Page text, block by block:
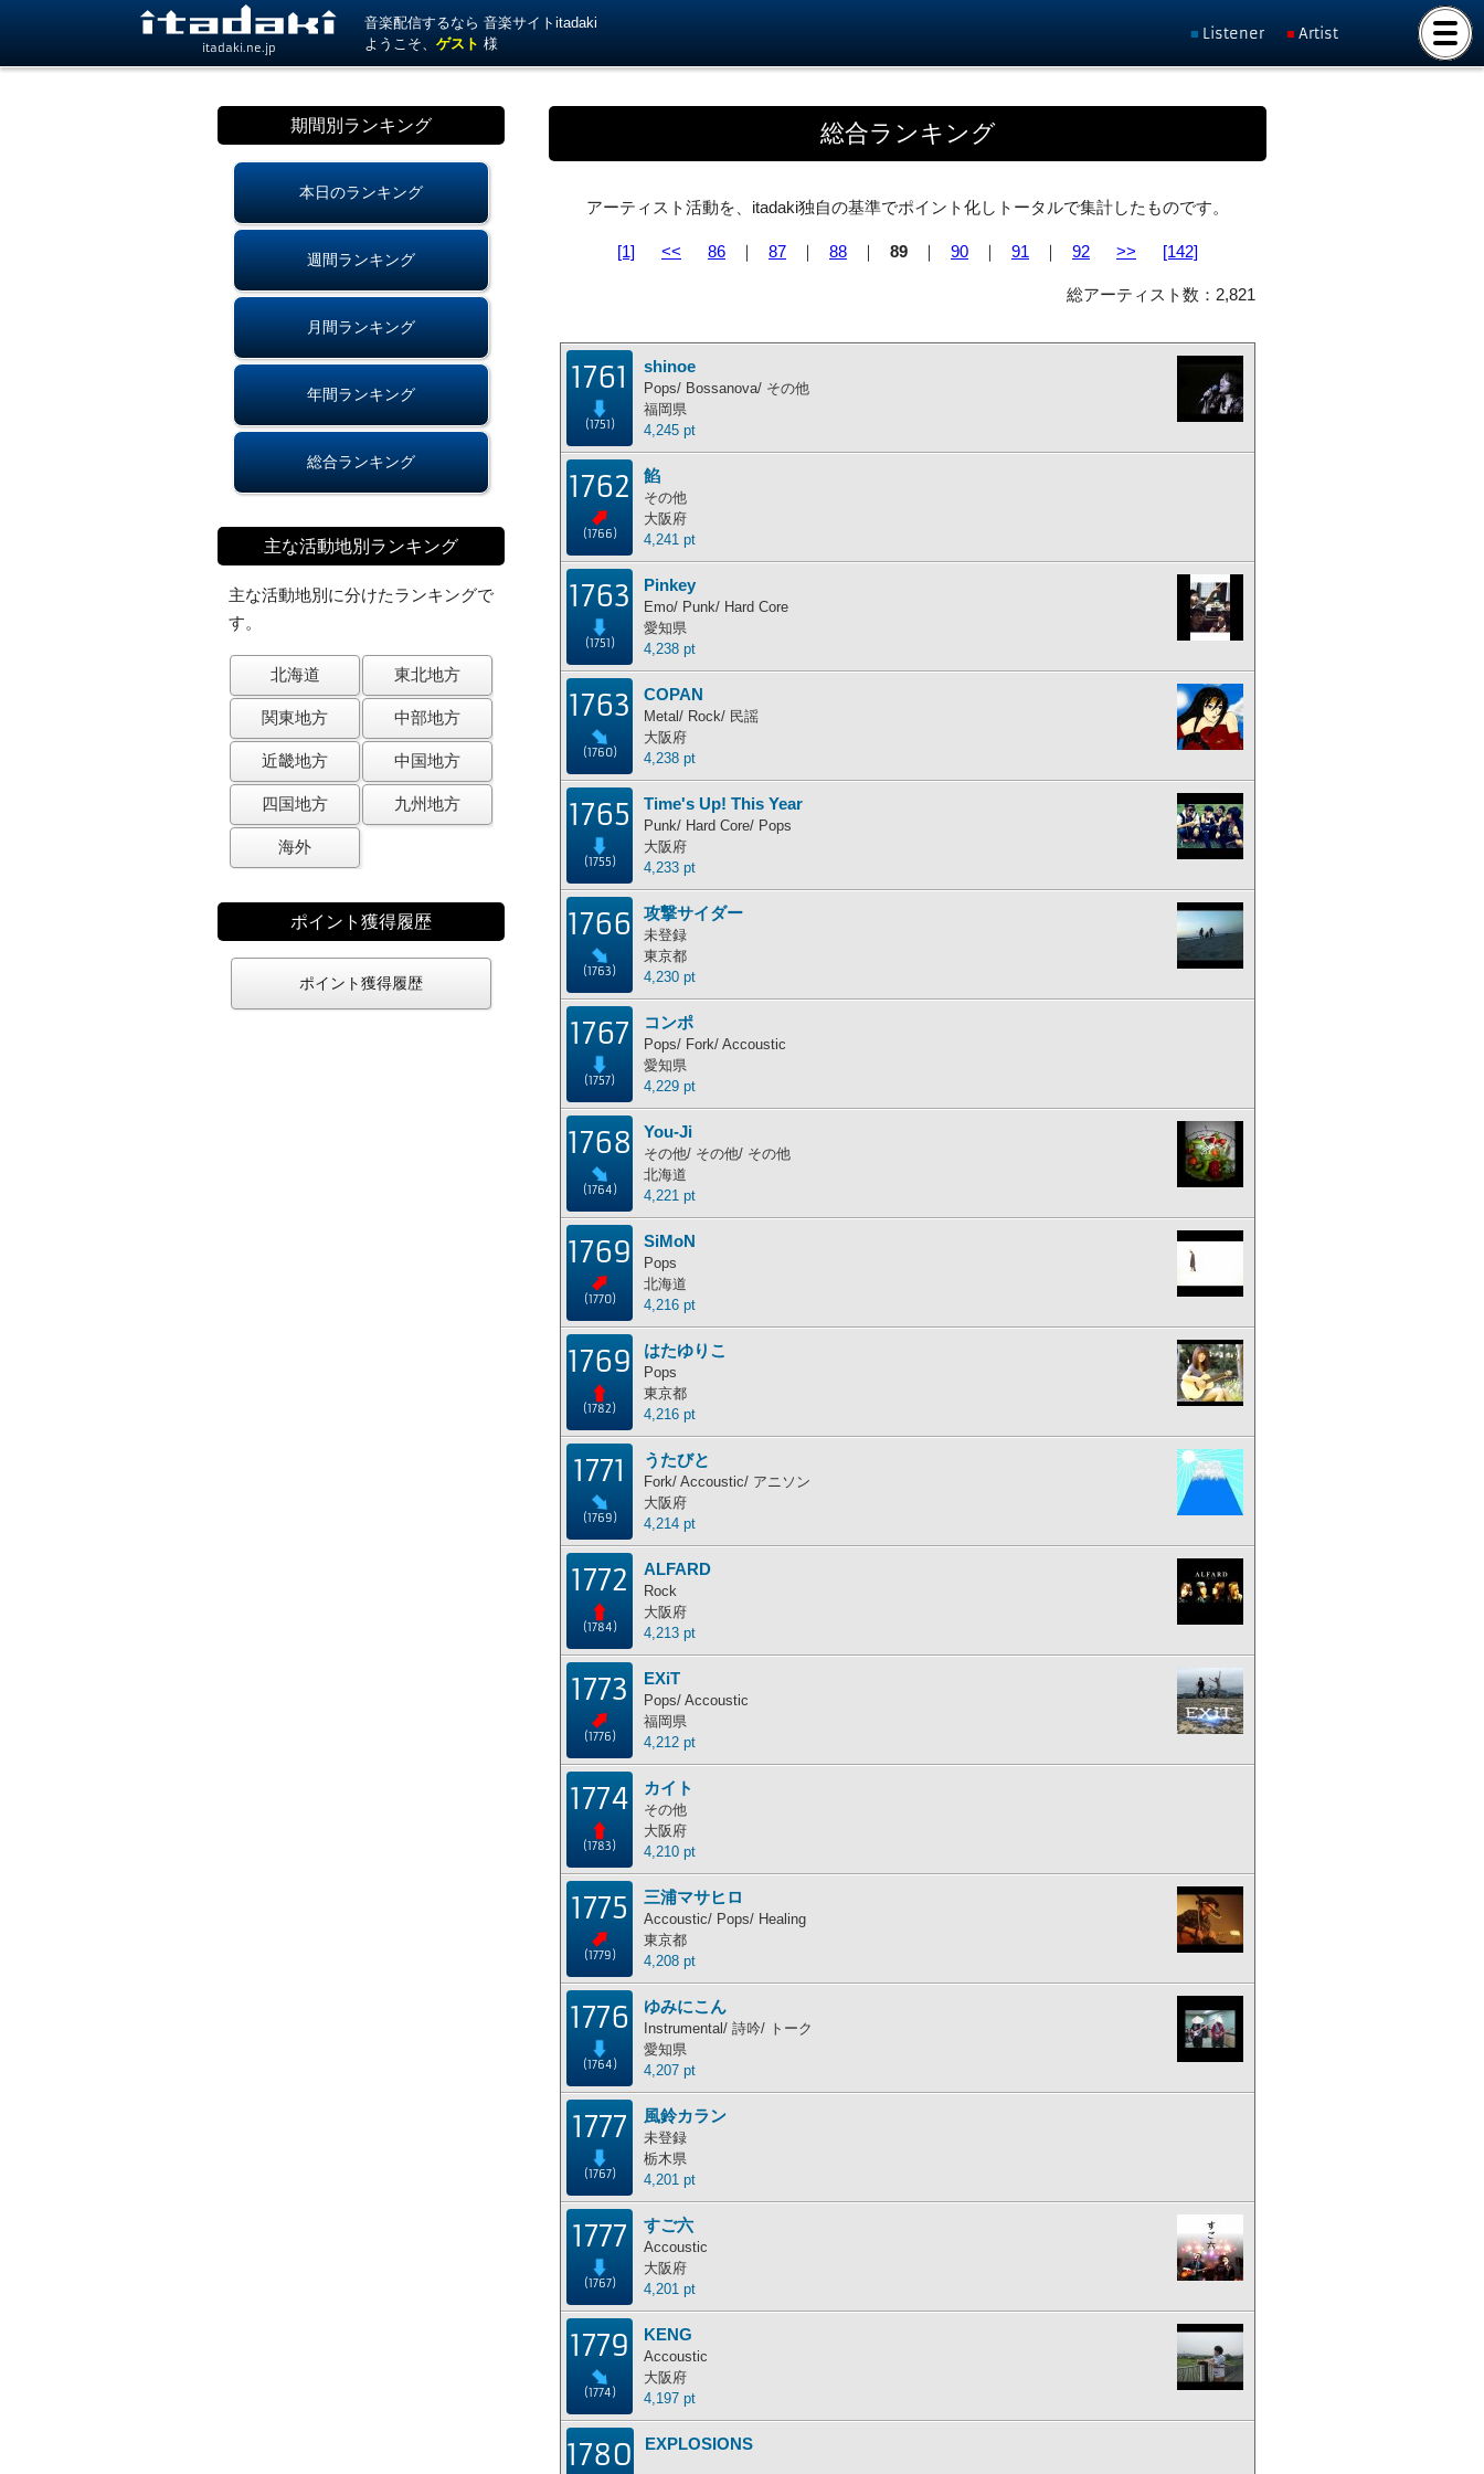
itadaki.ne.jp
音楽配信するなら 音楽サイトitadaki
ようこそ、ゲスト 様
Listener Artist
期間別ランキング
本日のランキング
週間ランキング
月間ランキング
年間ランキング
総合ランキング
主な活動地別ランキング
主な活動地別に分けたランキングで
す。
北海道 東北地方
関東地方 中部地方
近畿地方 中国地方
四国地方 九州地方
海外
ポイント獲得履歴
ポイント獲得履歴
総合ランキング
アーティスト活動を、itadaki独自の基準でポイント化しトータルで集計したものです。
[1] << 86 ｜ 87 ｜ 88 ｜ 89 ｜ 90 ｜ 91 ｜ 92 >> [142]
総アーティスト数：2,821
1761
(1751)
shinoe
Pops/ Bossanova/ その他
福岡県
4,245 pt
1762
(1766)
餡
その他
大阪府
4,241 pt
1763
(1751)
Pinkey
Emo/ Punk/ Hard Core
愛知県
4,238 pt
1763
(1760)
COPAN
Metal/ Rock/ 民謡
大阪府
4,238 pt
1765
(1755)
Time's Up! This Year
Punk/ Hard Core/ Pops
大阪府
4,233 pt
1766
(1763)
攻撃サイダー
未登録
東京都
4,230 pt
1767
(1757)
コンポ
Pops/ Fork/ Accoustic
愛知県
4,229 pt
1768
(1764)
You-Ji
その他/ その他/ その他
北海道
4,221 pt
1769
(1770)
SiMoN
Pops
北海道
4,216 pt
1769
(1782)
はたゆりこ
Pops
東京都
4,216 pt
1771
(1769)
うたびと
Fork/ Accoustic/ アニソン
大阪府
4,214 pt
1772
(1784)
ALFARD
Rock
大阪府
4,213 pt
1773
(1776)
EXiT
Pops/ Accoustic
福岡県
4,212 pt
1774
(1783)
カイト
その他
大阪府
4,210 pt
1775
(1779)
三浦マサヒロ
Accoustic/ Pops/ Healing
東京都
4,208 pt
1776
(1764)
ゆみにこん
Instrumental/ 詩吟/ トーク
愛知県
4,207 pt
1777
(1767)
風鈴カラン
未登録
栃木県
4,201 pt
1777
(1767)
すご六
Accoustic
大阪府
4,201 pt
1779
(1774)
KENG
Accoustic
大阪府
4,197 pt
1780 EXPLOSIONS